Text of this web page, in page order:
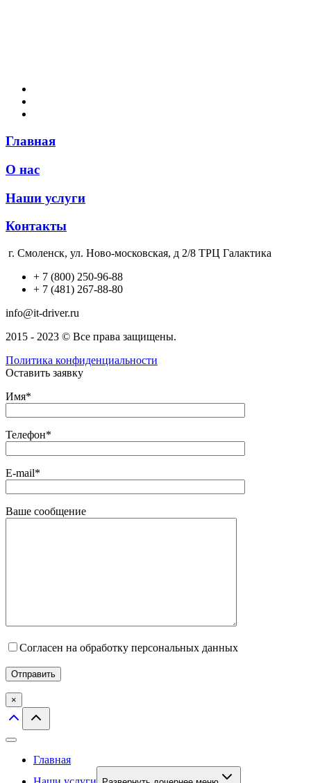
Главная
О нас
Наши услуги
Контакты
г. Смоленск, ул. Ново-московская, д 2/8 ТРЦ Галактика
+ 7 (800) 250-96-88
+ 7 (481) 267-88-80
info@it-driver.ru
2015 - 2023 © Все права защищены.
Политика конфиденциальности
Оставить заявку
Имя*
Телефон*
E-mail*
Ваше сообщение
Согласен на обработку персональных данных
×
Главная